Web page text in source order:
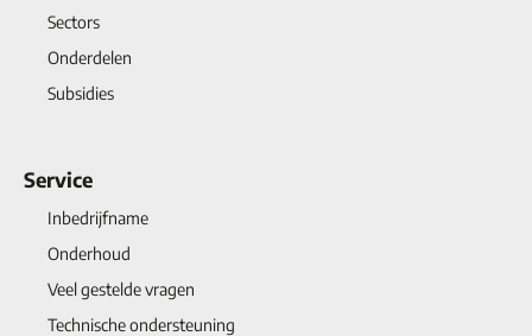
Sectors
Onderdelen
Subsidies
Service
Inbedrijfname
Onderhoud
Veel gestelde vragen
Technische ondersteuning